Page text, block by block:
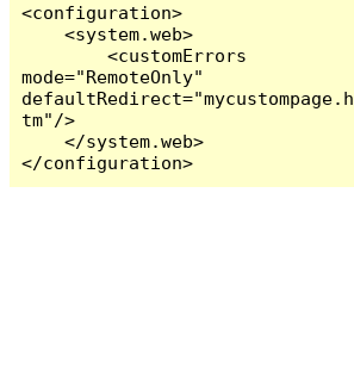
<configuration>
    <system.web>
        <customErrors
mode="RemoteOnly"
defaultRedirect="mycustompage.h
tm"/>
    </system.web>
</configuration>